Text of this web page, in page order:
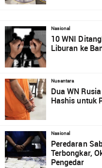
Nasional
10 WNI
Liburan ke
Nusantara
Dua WN
Hashis untuk
Nasional
Peredaran
Terbongkar,
Pengedar